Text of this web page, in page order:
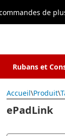
de
Rubans et
Accueil\Produit\
ePadLink